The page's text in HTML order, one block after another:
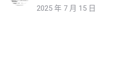
2025 年 7 月 15 日